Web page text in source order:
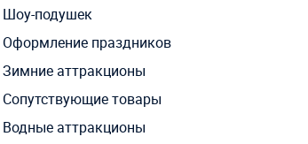
Шоу-подушек
Оформление праздников
Зимние аттракционы
Сопутствующие товары
Водные аттракционы